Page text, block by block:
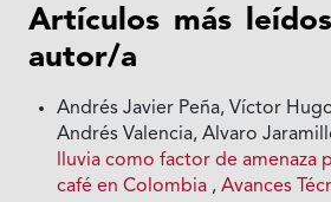
Artículos más
autor/a
Andrés Javier Peña, Víctor
Andrés Valencia, Alvaro
lluvia como factor de amenaza
café en Colombia ,Avances